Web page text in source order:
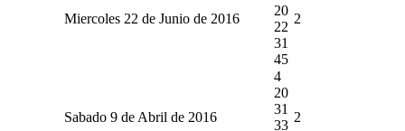
Miercoles 22 de Junio de 2016
20
22
31
45
2
Sabado 9 de Abril de 2016
4
20
31
33
2